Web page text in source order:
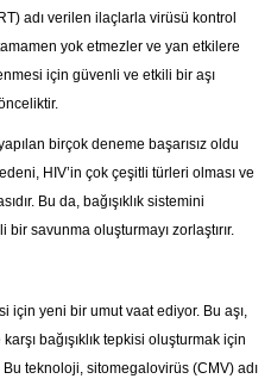
adı verilen ilaçlarla virüsü kontrol
yok etmezler ve yan etkilere
için güvenli ve etkili bir aşı
birçok deneme başarısız oldu
HIV’in çok çeşitli türleri olması ve
Bu da, bağışıklık sistemini
savunma oluşturmayı zorlaştırır.
için yeni bir umut vaat ediyor. Bu aşı,
bağışıklık tepkisi oluşturmak için
teknoloji, sitomegalovirüs (CMV) adı